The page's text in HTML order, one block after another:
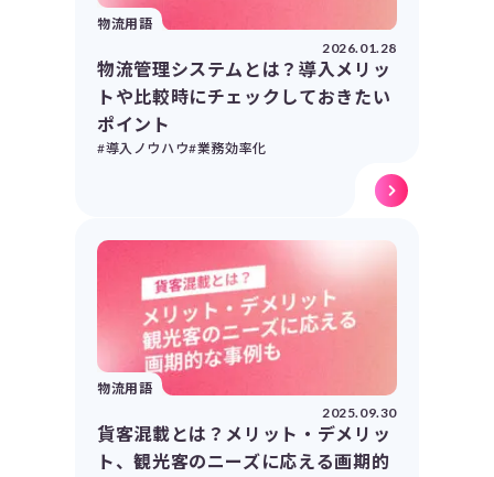
物流用語
2026.01.28
物流管理システムとは？導入メリッ
トや比較時にチェックしておきたい
ポイント
#導入ノウハウ#業務効率化
物流用語
2025.09.30
貨客混載とは？メリット・デメリッ
ト、観光客のニーズに応える画期的